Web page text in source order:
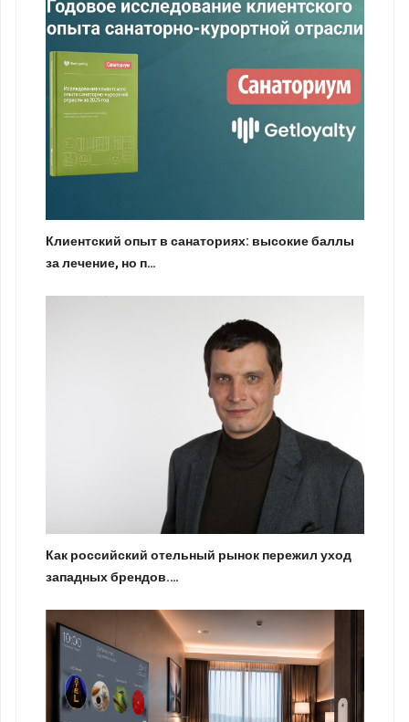
Клиентский опыт в санаториях: высокие баллы
за лечение, но п…
Как российский отельный рынок пережил уход
западных брендов.…